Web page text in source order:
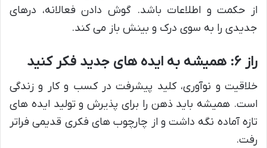
از حکمت و اطلاعات باشد. گوش دادن فعالانه، درهای
جدیدی را به سوی درک و بینش باز می کند.
راز ۶: همیشه به ایده های جدید فکر کنید
خلاقیت و نوآوری، کلید پیشرفت در کسب و کار و زندگی
است. همیشه باید ذهن را برای پذیرش و تولید ایده های
تازه آماده نگه داشت و از چارچوب های فکری قدیمی فراتر
رفت.